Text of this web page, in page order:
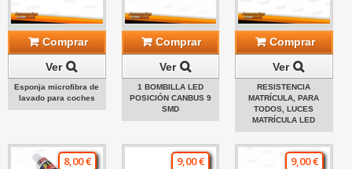
Comprar
Ver
Esponja microfibra de
lavado para coches
Comprar
Ver
1 BOMBILLA LED
POSICIÓN CANBUS 9
SMD
Comprar
Ver
RESISTENCIA
MATRÍCULA, PARA
TODOS, LUCES
MATRÍCULA LED
8,00 € 9,00 € 9,00 €